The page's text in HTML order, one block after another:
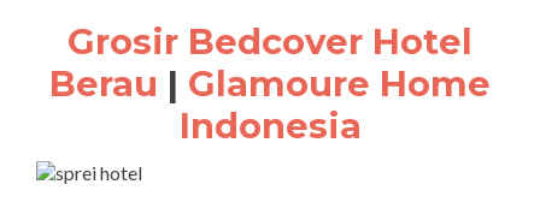
Grosir Bedcover Hotel
Berau | Glamoure Home
Indonesia